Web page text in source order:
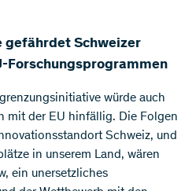
Schweizer
Forschungsprogrammen
würde auch
mit der EU hinfällig. Die Folgen
Schweiz, und
in unserem Land, wären
ein unersetzliches